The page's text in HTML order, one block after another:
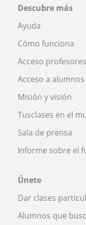
Descubre más
Ayuda
Cómo funciona
Acceso profesores
Acceso a alumnos
Misión y visión
Tusclases en el
Sala de prensa
Informe sobre el
Únete
Dar clases
Alumnos que